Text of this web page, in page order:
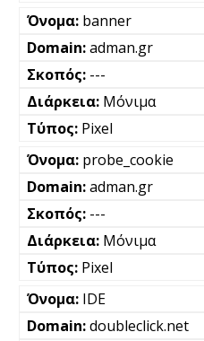
banner
adman.gr
---
Μόνιμα
Pixel
probe_cookie
adman.gr
---
Μόνιμα
Pixel
IDE
doubleclick.net